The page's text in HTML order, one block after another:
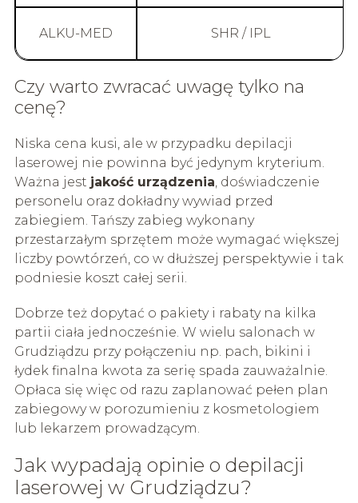
ALKU-MED SHR / IPL
Czy warto zwracać uwagę tylko na
cenę?
Niska cena kusi, ale w przypadku depilacji
laserowej nie powinna być jedynym kryterium.
Ważna jest jakość urządzenia, doświadczenie
personelu oraz dokładny wywiad przed
zabiegiem. Tańszy zabieg wykonany
przestarzałym sprzętem może wymagać większej
liczby powtórzeń, co w dłuższej perspektywie i tak
podniesie koszt całej serii.
Dobrze też dopytać o pakiety i rabaty na kilka
partii ciała jednocześnie. W wielu salonach w
Grudziądzu przy połączeniu np. pach, bikini i
łydek finalna kwota za serię spada zauważalnie.
Opłaca się więc od razu zaplanować pełen plan
zabiegowy w porozumieniu z kosmetologiem
lub lekarzem prowadzącym.
Jak wypadają opinie o depilacji
laserowej w Grudziądzu?